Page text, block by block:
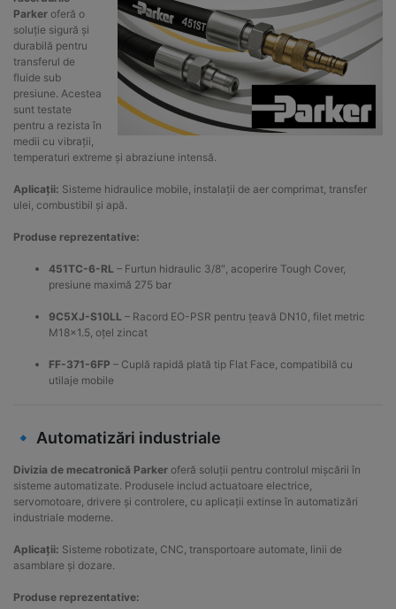
Parker oferă o
soluție sigură și
durabilă pentru
transferul de
fluide sub
presiune. Acestea
sunt testate
pentru a rezista în
medii cu vibrații,
temperaturi extreme și abraziune intensă.
Aplicații: Sisteme hidraulice mobile, instalații de aer comprimat, transfer
ulei, combustibil și apă.
Produse reprezentative:
451TC-6-RL – Furtun hidraulic 3/8″, acoperire Tough Cover,
presiune maximă 275 bar
9C5XJ-S10LL – Racord EO-PSR pentru țeavă DN10, filet metric
M18x1.5, oțel zincat
FF-371-6FP – Cuplă rapidă plată tip Flat Face, compatibilă cu
utilaje mobile
🔹 Automatizări industriale
Divizia de mecatronică Parker oferă soluții pentru controlul mișcării în
sisteme automatizate. Produsele includ actuatoare electrice,
servomotoare, drivere și controlere, cu aplicații extinse în automatizări
industriale moderne.
Aplicații: Sisteme robotizate, CNC, transportoare automate, linii de
asamblare și dozare.
Produse reprezentative: